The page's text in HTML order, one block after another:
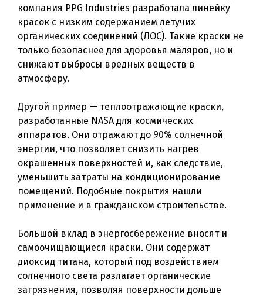
компания PPG Industries разработала линейку
красок с низким содержанием летучих
органических соединений (ЛОС). Такие краски не
только безопаснее для здоровья маляров, но и
снижают выбросы вредных веществ в
атмосферу.
Другой пример — теплоотражающие краски,
разработанные NASA для космических
аппаратов. Они отражают до 90% солнечной
энергии, что позволяет снизить нагрев
окрашенных поверхностей и, как следствие,
уменьшить затраты на кондиционирование
помещений. Подобные покрытия нашли
применение и в гражданском строительстве.
Большой вклад в энергосбережение вносят и
самоочищающиеся краски. Они содержат
диоксид титана, который под воздействием
солнечного света разлагает органические
загрязнения, позволяя поверхности дольше